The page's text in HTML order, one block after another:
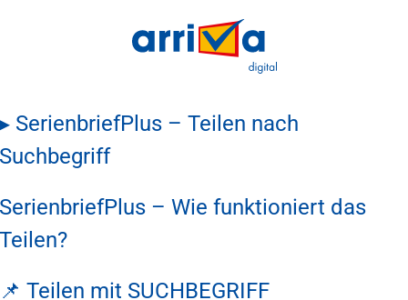
▸ SerienbriefPlus – Teilen nach
Suchbegriff
SerienbriefPlus – Wie funktioniert das
Teilen?
📌 Teilen mit SUCHBEGRIFF